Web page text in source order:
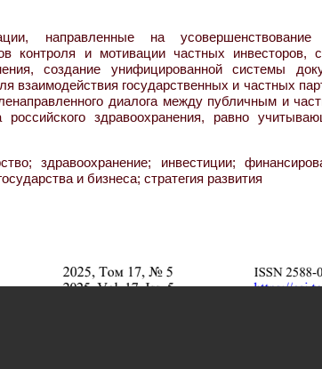
направленные на усовершенствование
контроля и мотивации частных инвесторов,
создание унифицированной системы
взаимодействия государственных и частных
диалога между публичным и
здравоохранения, равно
здравоохранение; инвестиции;
и бизнеса; стратегия развития